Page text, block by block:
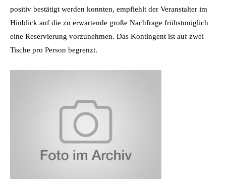
positiv bestätigt werden konnten, empfiehlt der Veranstalter im
Hinblick auf die zu erwartende große Nachfrage frühstmöglich
eine Reservierung vorzunehmen. Das Kontingent ist auf zwei
Tische pro Person begrenzt.